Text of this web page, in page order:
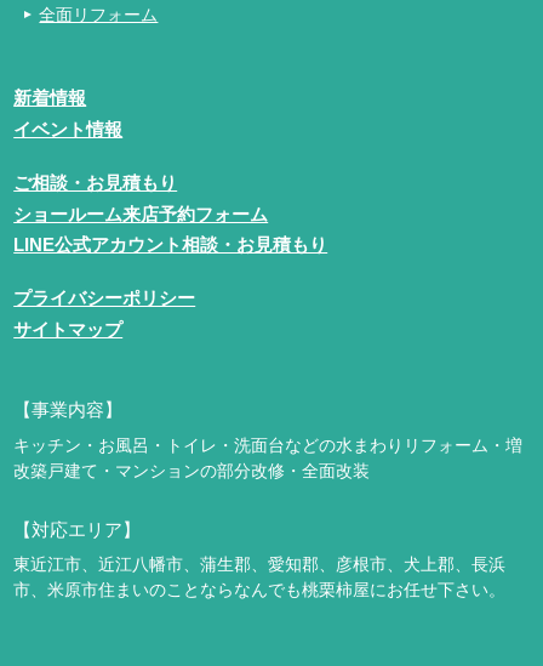
全面リフォーム
新着情報
イベント情報
ご相談・お見積もり
ショールーム来店予約フォーム
LINE公式アカウント相談・お見積もり
プライバシーポリシー
サイトマップ
【事業内容】
キッチン・お風呂・トイレ・洗面台などの水まわりリフォーム・増
改築戸建て・マンションの部分改修・全面改装
【対応エリア】
東近江市、近江八幡市、蒲生郡、愛知郡、彦根市、犬上郡、長浜
市、米原市住まいのことならなんでも桃栗柿屋にお任せ下さい。